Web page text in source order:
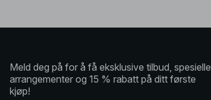
Meld deg på for å få eksklusive tilbud, spesielle
arrangementer og 15 % rabatt på ditt første
kjøp!